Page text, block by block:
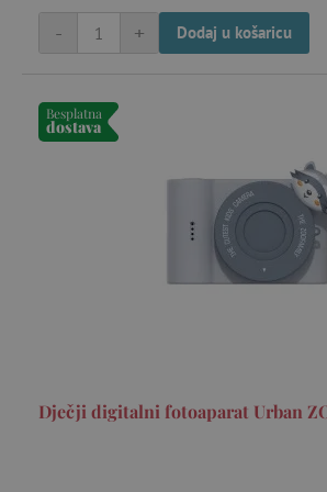
+
- Dodaj u košaricu
Besplatna
dostava
Dječji digitalni fotoaparat Urban